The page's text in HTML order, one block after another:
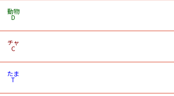
動物
D
チャ
C
たま
T